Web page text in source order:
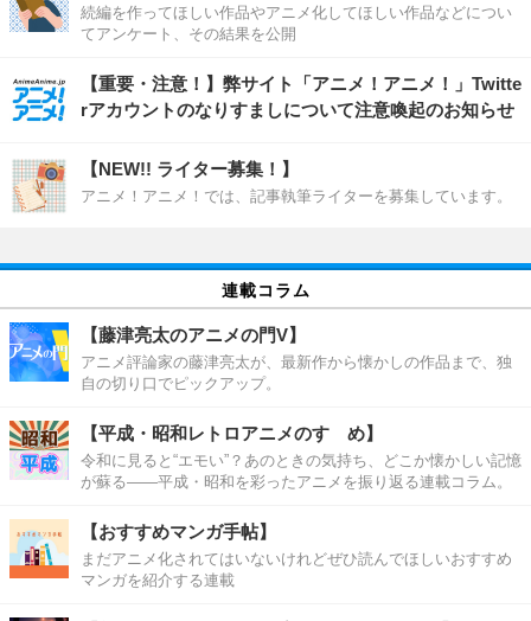
続編を作ってほしい作品やアニメ化してほしい作品などについ
てアンケート、その結果を公開
【重要・注意！】弊サイト「アニメ！アニメ！」Twitte
rアカウントのなりすましについて注意喚起のお知らせ
【NEW!! ライター募集！】
アニメ！アニメ！では、記事執筆ライターを募集しています。
連載コラム
【藤津亮太のアニメの門V】
アニメ評論家の藤津亮太が、最新作から懐かしの作品まで、独
自の切り口でピックアップ。
【平成・昭和レトロアニメのすゝめ】
令和に見ると“エモい”？あのときの気持ち、どこか懐かしい記憶
が蘇る――平成・昭和を彩ったアニメを振り返る連載コラム。
【おすすめマンガ手帖】
まだアニメ化されてはいないけれどぜひ読んでほしいおすすめ
マンガを紹介する連載